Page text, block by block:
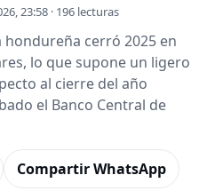
23:58 · 196 lecturas
cerró 2025 en
lo que supone un ligero
al cierre del año
el Banco Central de
Compartir WhatsApp